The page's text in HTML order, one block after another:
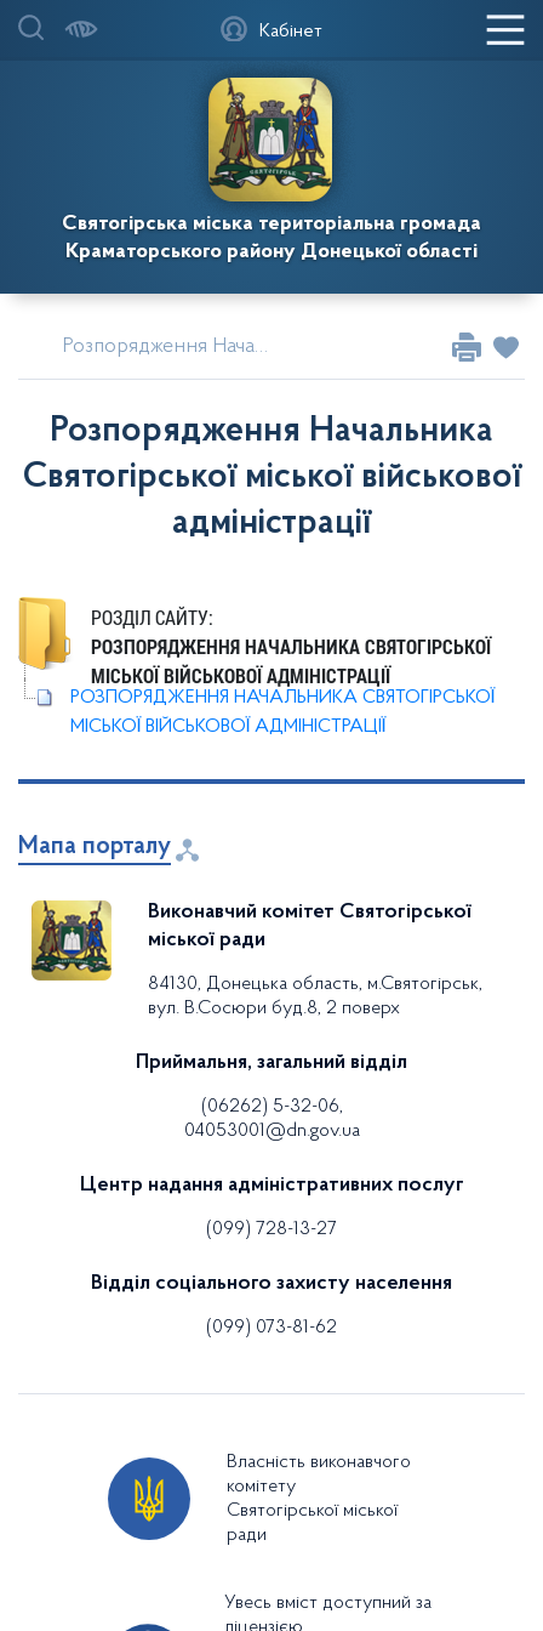
Святогірська міська територіальна громада
Краматорського району Донецької області
Кабінет
Розпорядження Начальника Святогірської міської військової адміністрації
Розпорядження Начальника
Святогірської міської військової
адміністрації
РОЗДІЛ САЙТУ:
РОЗПОРЯДЖЕННЯ НАЧАЛЬНИКА СВЯТОГІРСЬКОЇ
МІСЬКОЇ ВІЙСЬКОВОЇ АДМІНІСТРАЦІЇ
РОЗПОРЯДЖЕННЯ НАЧАЛЬНИКА СВЯТОГІРСЬКОЇ
МІСЬКОЇ ВІЙСЬКОВОЇ АДМІНІСТРАЦІЇ
Мапа порталу
Виконавчий комітет Святогірської
міської ради
84130, Донецька область, м.Святогірськ,
вул. В.Сосюри буд.8, 2 поверх
Приймальня, загальний відділ
(06262) 5-32-06,
04053001@dn.gov.ua
Центр надання адміністративних послуг
(099) 728-13-27
Відділ соціального захисту населення
(099) 073-81-62
Власність виконавчого
комітету
Святогірської міської
ради
Увесь вміст доступний за